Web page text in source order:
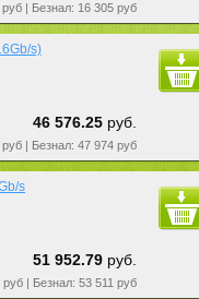
| Безнал: 16 305 руб
s)
46 576.25 руб.
| Безнал: 47 974 руб
s
51 952.79 руб.
| Безнал: 53 511 руб